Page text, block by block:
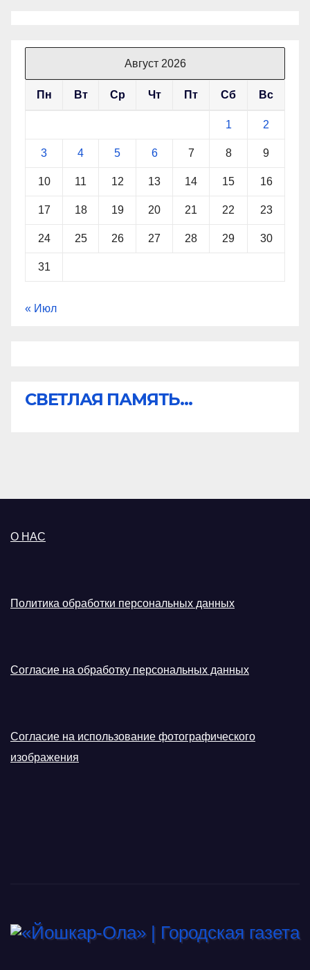
Август 2026
Пн Вт Ср Чт Пт Сб Вс
1 2
3 4 5 6 7 8 9
10 11 12 13 14 15 16
17 18 19 20 21 22 23
24 25 26 27 28 29 30
31
« Июл
СВЕТЛАЯ ПАМЯТЬ...
О НАС
Политика обработки персональных данных
Согласие на обработку персональных данных
Согласие на использование фотографического
изображения